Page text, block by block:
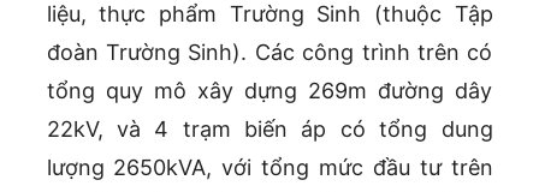
liệu, thực phẩm Trường Sinh (thuộc Tập
đoàn Trường Sinh). Các công trình trên có
tổng quy mô xây dựng 269m đường dây
22kV, và 4 trạm biến áp có tổng dung
lượng 2650kVA, với tổng mức đầu tư trên